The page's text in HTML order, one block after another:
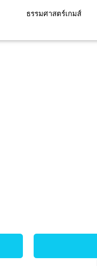
ธรรมศาสตร์เกมส์